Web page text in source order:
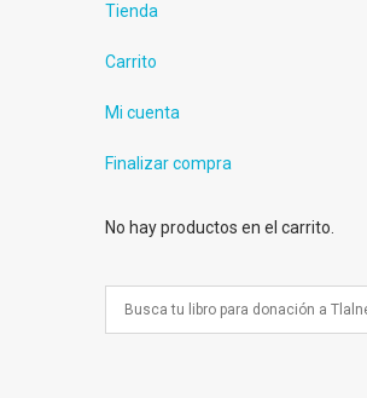
Tienda
Carrito
Mi cuenta
Finalizar compra
No hay productos en el carrito.